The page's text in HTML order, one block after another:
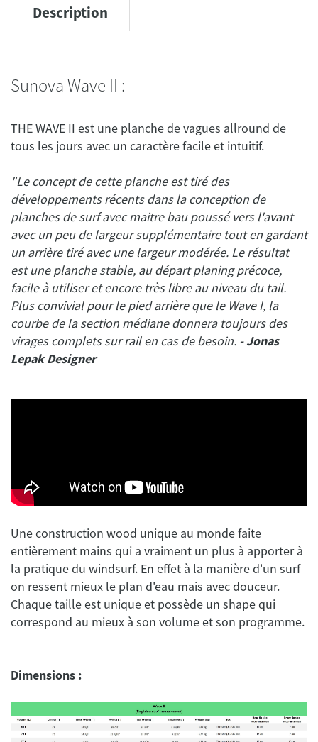
Description
Sunova Wave II :
THE WAVE II est une planche de vagues allround de
"Le concept de cette planche est tiré des
développements récents dans la conception de
planches de surf avec maitre bau poussé vers l'avant
avec un peu de largeur supplémentaire tout en gardant
un arrière tiré avec une largeur modérée. Le résultat
est une planche stable, au départ planing précoce,
facile à utiliser et encore très libre au niveau du tail.
Plus convivial pour le pied arrière que le Wave I, la
courbe de la section médiane donnera toujours des
virages complets sur rail en cas de besoin. - Jonas
Lepak Designer
Une construction wood unique au monde faite
entièrement mains qui a vraiment un plus à apporter à
la pratique du windsurf. En effet à la manière d'un surf
on ressent mieux le plan d'eau mais avec douceur.
Chaque taille est unique et possède un shape qui
Dimensions :